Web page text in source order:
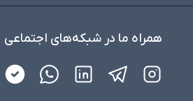
همراه ما در شبکه‌های اجتماعی